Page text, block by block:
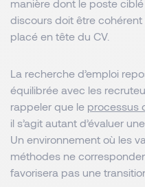
manière dont le poste
discours doit être
placé en tête du CV.
La recherche d’emploi
équilibrée avec les
rappeler que le processus
il s’agit autant d’évaluer
Un environnement où les
méthodes ne
favorisera pas une